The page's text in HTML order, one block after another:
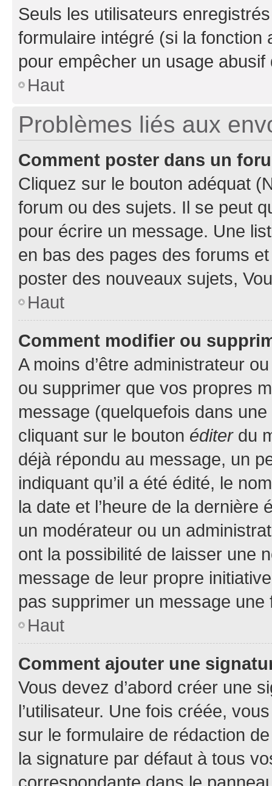
Seuls les utilisateurs
formulaire intégré (si la fonction
pour empêcher un usage
Haut
Problèmes liés aux
Comment poster dans un
Cliquez sur le bouton adéquat
forum ou des sujets. Il se peut
pour écrire un message. Une
en bas des pages des forums
poster des nouveaux sujets,
Haut
Comment modifier ou
A moins d’être administrateur
ou supprimer que vos propres
message (quelquefois dans
cliquant sur le bouton éditerdu
déjà répondu au message, un
indiquant qu’il a été édité, le
la date et l’heure de la dernière
un modérateur ou un
ont la possibilité de laisser une
message de leur propre
pas supprimer un message une
Haut
Comment ajouter une
Vous devez d’abord créer une
l’utilisateur. Une fois créée,
sur le formulaire de rédaction
la signature par défaut à tous